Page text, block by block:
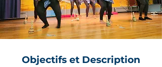
Objectifs et Description